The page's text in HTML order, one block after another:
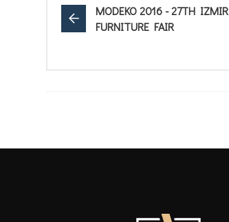
MODEKO 2016 - 27TH IZMIR
FURNITURE FAIR